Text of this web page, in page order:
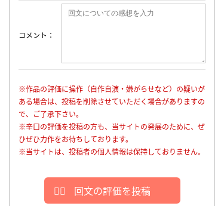
コメント
※作品の評価に操作（自作自演・嫌がらせなど）の疑いが
ある場合は、投稿を削除させていただく場合がありますの
で、ご了承下さい。
※辛口の評価を投稿の方も、当サイトの発展のために、ぜ
ひぜひ力作をお待ちしております。
※当サイトは、投稿者の個人情報は保持しておりません。
回文の評価を投稿